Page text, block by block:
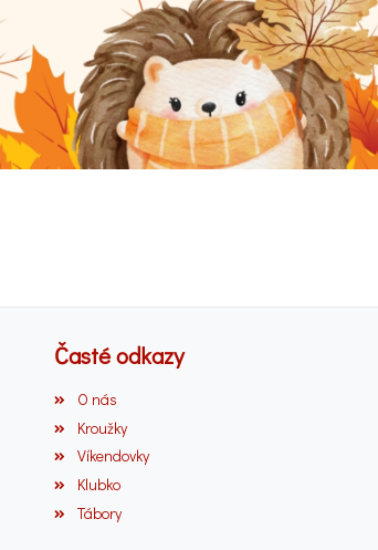
Časté odkazy
O nás
Kroužky
Víkendovky
Klubko
Tábory